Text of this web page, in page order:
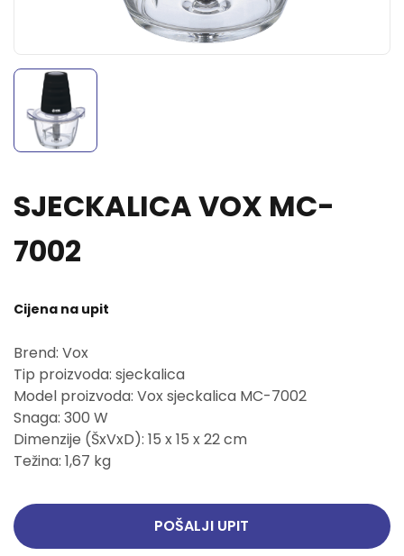
SJECKALICA VOX MC-
7002
Cijena na upit
Brend: Vox
Tip proizvoda: sjeckalica
Model proizvoda: Vox sjeckalica MC-7002
Snaga: 300 W
Dimenzije (ŠxVxD): 15 x 15 x 22 cm
Težina: 1,67 kg
POŠALJI UPIT